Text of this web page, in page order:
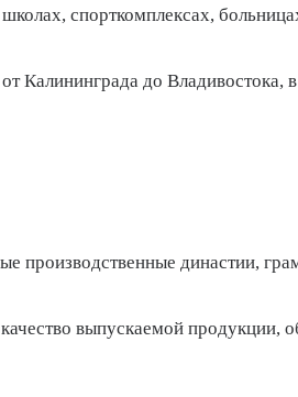
спорткомплексах,
Калининграда до
производственные династии,
выпускаемой продукции,